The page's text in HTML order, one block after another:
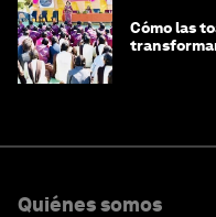
Cómo las
Quiénes somos